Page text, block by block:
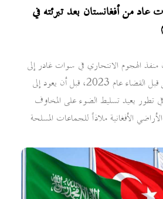
من أفغانستان بعد تبرئته في
الهجوم الانتحاري في سوات غادر إلى
أفغانستان عقب تبرئته من قبل القضاء عام 2023، قبل أن يعود إلى
تطور يعيد تسليط الضوء على المخاوف
الأفغانية ملاذاً للجماعات المسلحة